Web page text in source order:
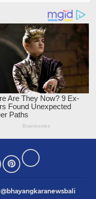
@bhayangkaranewsbali